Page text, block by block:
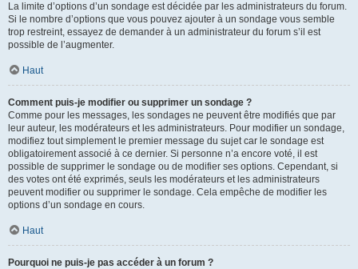
La limite d’options d’un sondage est décidée par les administrateurs du forum.
Si le nombre d’options que vous pouvez ajouter à un sondage vous semble
trop restreint, essayez de demander à un administrateur du forum s’il est
possible de l’augmenter.
Haut
Comment puis-je modifier ou supprimer un sondage ?
Comme pour les messages, les sondages ne peuvent être modifiés que par
leur auteur, les modérateurs et les administrateurs. Pour modifier un sondage,
modifiez tout simplement le premier message du sujet car le sondage est
obligatoirement associé à ce dernier. Si personne n’a encore voté, il est
possible de supprimer le sondage ou de modifier ses options. Cependant, si
des votes ont été exprimés, seuls les modérateurs et les administrateurs
peuvent modifier ou supprimer le sondage. Cela empêche de modifier les
options d’un sondage en cours.
Haut
Pourquoi ne puis-je pas accéder à un forum ?